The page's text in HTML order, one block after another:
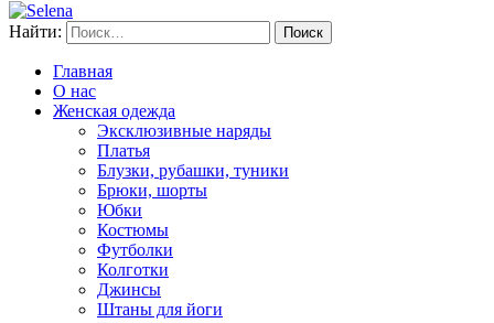
Найти:
Главная
О нас
Женская одежда
Эксклюзивные наряды
Платья
Блузки, рубашки, туники
Брюки, шорты
Юбки
Костюмы
Футболки
Колготки
Джинсы
Штаны для йоги